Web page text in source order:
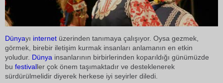
Dünyayı internet üzerinden tanımaya çalışıyor. Oysa gezmek,
görmek, birebir iletişim kurmak insanları anlamanın en etkin
yoludur. Dünya insanlarının birbirlerinden koparıldığı günümüzde
bu festivaller çok önem taşımaktadır ve desteklenerek
sürdürülmelidir diyerek herkese iyi seyirler diledi.